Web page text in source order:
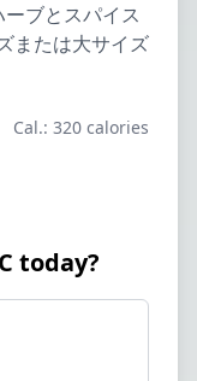
ブとスパイス
または大サイズ
Cal.: 320 calories
today?